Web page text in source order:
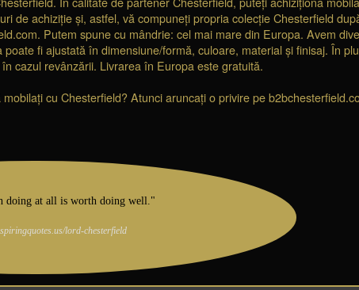
de achiziție și, astfel, vă compuneți propria colecție Chesterfield
Putem spune cu mândrie: cel mai mare din Europa. Avem
fi ajustată în dimensiune/formă, culoare, material și finisaj. În
cazul revânzării. Livrarea în Europa este gratuită.
cu Chesterfield? Atunci aruncați o privire pe
doing at all is worth doing well."
lord-chesterfield